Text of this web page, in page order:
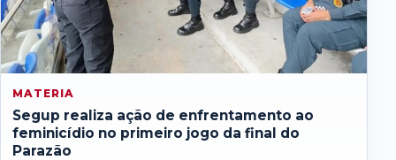
MATERIA
Segup realiza ação de enfrentamento ao
feminicídio no primeiro jogo da final do
Parazão